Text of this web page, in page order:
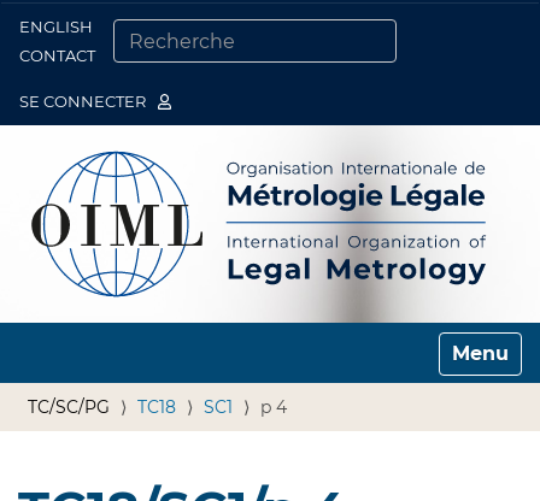
ENGLISH
CONTACT
SE CONNECTER
Toggle
TC/SC/PG TC18 SC1 p 4